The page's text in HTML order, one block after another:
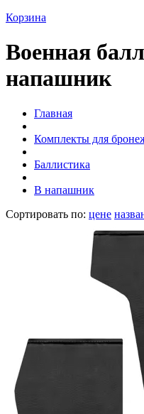
Корзина
Военная
напашник
Главная
Комплекты для
Баллистика
В напашник
Сортировать по: цене